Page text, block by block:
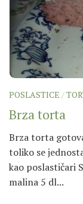
POSLASTICE /
Brza torta
Brza torta
toliko se
kao poslastičari
malina 5 dl...